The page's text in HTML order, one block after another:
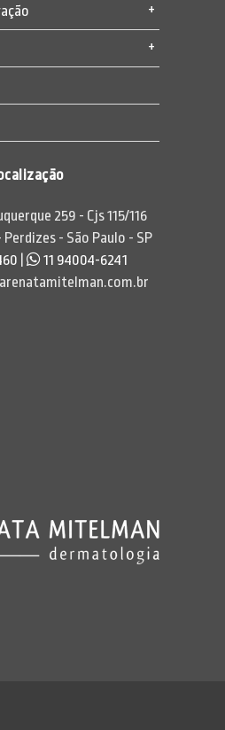
259 - Cjs 115/116
Perdizes - São Paulo - SP
11 94004-6241